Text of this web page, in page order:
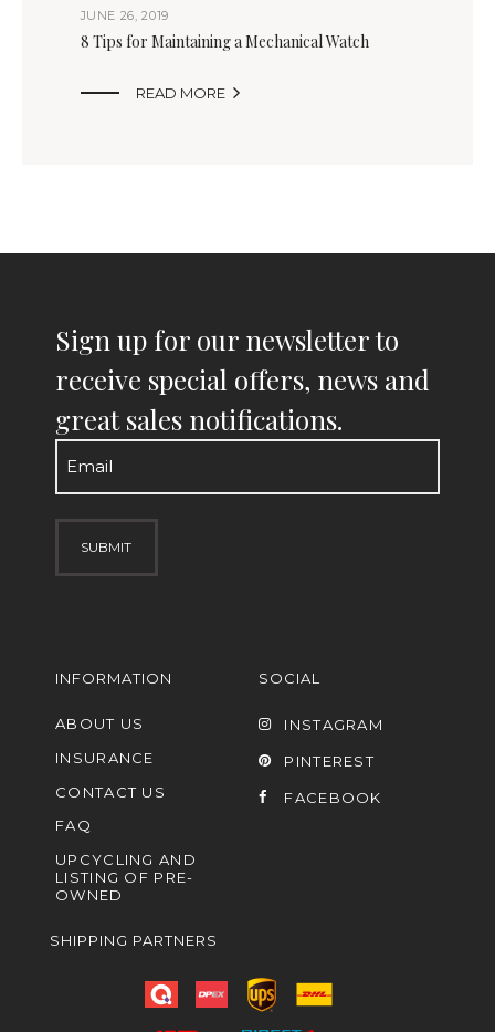
JUNE 26, 2019
8 Tips for Maintaining a Mechanical Watch
READ MORE 
Sign up for our newsletter to
receive special offers, news and
great sales notifications.
Email
(Required)
INFORMATION
ABOUT US
INSURANCE
CONTACT US
FAQ
UPCYCLING AND
LISTING OF PRE-
OWNED
SOCIAL
INSTAGRAM
PINTEREST
FACEBOOK
SHIPPING PARTNERS